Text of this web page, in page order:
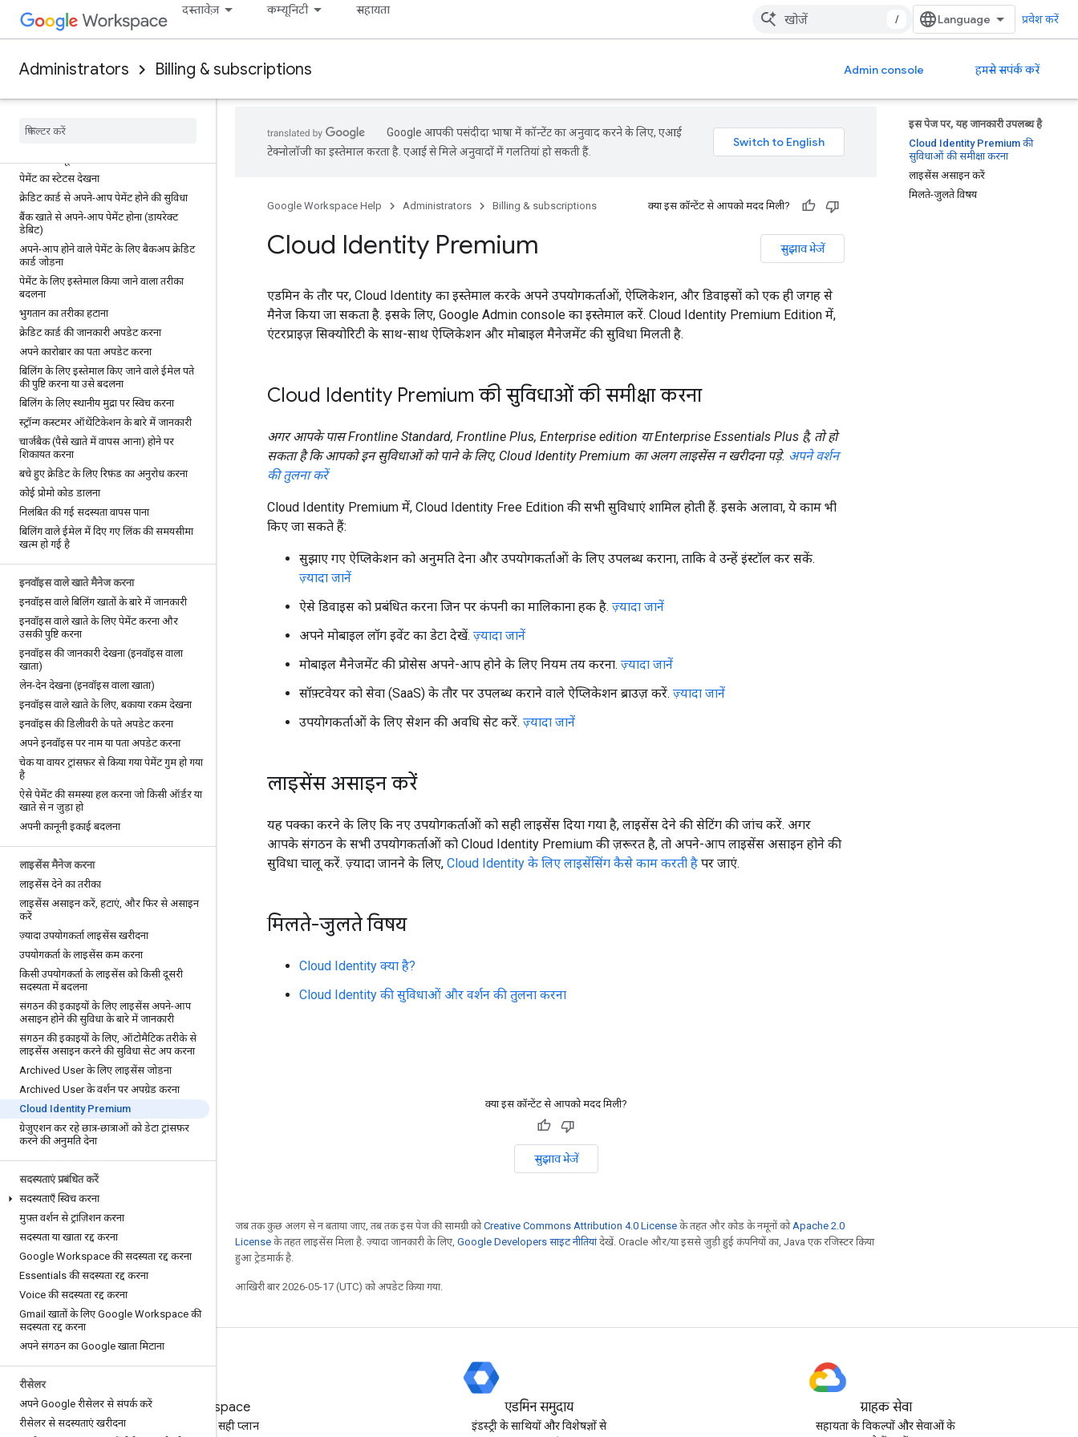
दस्तावेज़ कम्यूनिटी सहायता
/ प्रवेश करें
Administrators Billing & subscriptions Admin console हमसे सपंर्क करें
महीने के इनवॉइस डाउनलोड या प्रिंट करना
लेन-देन की जानकारी डाउनलोड या प्रिंट करना
लेन-देन और इनवॉइस पेजों पर अलग-अलग पेमेंट
पेमेंट का स्टेटस देखना
क्रेडिट कार्ड से अपने-आप पेमेंट होने की सुविधा
बैंक खाते से अपने-आप पेमेंट होना (डायरेक्ट
डेबिट)
अपने-आप होने वाले पेमेंट के लिए बैकअप क्रेडिट
कार्ड जोड़ना
पेमेंट के लिए इस्तेमाल किया जाने वाला तरीका
बदलना
भुगतान का तरीका हटाना
क्रेडिट कार्ड की जानकारी अपडेट करना
अपने कारोबार का पता अपडेट करना
बिलिंग के लिए इस्तेमाल किए जाने वाले ईमेल पते
की पुष्टि करना या उसे बदलना
बिलिंग के लिए स्थानीय मुद्रा पर स्विच करना
स्ट्रॉन्ग कस्टमर ऑथेंटिकेशन के बारे में जानकारी
चार्जबैक (पैसे खाते में वापस आना) होने पर
शिकायत करना
बचे हुए क्रेडिट के लिए रिफ़ंड का अनुरोध करना
कोई प्रोमो कोड डालना
निलंबित की गई सदस्यता वापस पाना
बिलिंग वाले ईमेल में दिए गए लिंक की समयसीमा
खत्म हो गई है
इनवॉइस वाले खाते मैनेज करना
इनवॉइस वाले बिलिंग खातों के बारे में जानकारी
इनवॉइस वाले खाते के लिए पेमेंट करना और
उसकी पुष्टि करना
इनवॉइस की जानकारी देखना (इनवॉइस वाला
खाता)
लेन-देन देखना (इनवॉइस वाला खाता)
इनवॉइस वाले खाते के लिए, बकाया रकम देखना
इनवॉइस की डिलीवरी के पते अपडेट करना
अपने इनवॉइस पर नाम या पता अपडेट करना
चेक या वायर ट्रांसफ़र से किया गया पेमेंट गुम हो गया
है
ऐसे पेमेंट की समस्या हल करना जो किसी ऑर्डर या
खाते से न जुड़ा हो
अपनी कानूनी इकाई बदलना
लाइसेंस मैनेज करना
लाइसेंस देने का तरीका
लाइसेंस असाइन करें, हटाएं, और फिर से असाइन
करें
ज़्यादा उपयोगकर्ता लाइसेंस खरीदना
उपयोगकर्ता के लाइसेंस कम करना
किसी उपयोगकर्ता के लाइसेंस को किसी दूसरी
सदस्यता में बदलना
संगठन की इकाइयों के लिए लाइसेंस अपने-आप
असाइन होने की सुविधा के बारे में जानकारी
संगठन की इकाइयों के लिए, ऑटोमैटिक तरीके से
लाइसेंस असाइन करने की सुविधा सेट अप करना
Archived User के लिए लाइसेंस जोड़ना
Archived User के वर्शन पर अपग्रेड करना
Cloud Identity Premium
ग्रेजुएशन कर रहे छात्र-छात्राओं को डेटा ट्रांसफ़र
करने की अनुमति देना
सदस्यताएं प्रबंधित करें
सदस्यताएँ स्विच करना
मुफ़्त वर्शन से ट्रांज़िशन करना
सदस्यता या खाता रद्द करना
Google Workspace की सदस्यता रद्द करना
Essentials की सदस्यता रद्द करना
Voice की सदस्यता रद्द करना
Gmail खातों के लिए Google Workspace की
सदस्यता रद्द करना
अपने संगठन का Google खाता मिटाना
रीसेलर
अपने Google रीसेलर से संपर्क करें
रीसेलर से सदस्यताएं खरीदना
इस पेज पर, यह जानकारी उपलब्ध है
Cloud Identity Premium की
सुविधाओं की समीक्षा करना
लाइसेंस असाइन करें
मिलते-जुलते विषय
Google आपकी पसंदीदा भाषा में कॉन्टेंट का अनुवाद करने के लिए, एआई
टेक्नोलॉजी का इस्तेमाल करता है. एआई से मिले अनुवादों में गलतियां हो सकती हैं.
Google Workspace Help Administrators Billing & subscriptions क्या इस कॉन्टेंट से आपको मदद मिली?
सुझाव भेजें
Cloud Identity Premium
एडमिन के तौर पर, Cloud Identity का इस्तेमाल करके अपने उपयोगकर्ताओं, ऐप्लिकेशन, और डिवाइसों को एक ही जगह से
मैनेज किया जा सकता है. इसके लिए, Google Admin console का इस्तेमाल करें. Cloud Identity Premium Edition में,
एंटरप्राइज़ सिक्योरिटी के साथ-साथ ऐप्लिकेशन और मोबाइल मैनेजमेंट की सुविधा मिलती है.
Cloud Identity Premium की सुविधाओं की समीक्षा करना
अगर आपके पास Frontline Standard, Frontline Plus, Enterprise edition या Enterprise Essentials Plus है, तो हो
सकता है कि आपको इन सुविधाओं को पाने के लिए, Cloud Identity Premium का अलग लाइसेंस न खरीदना पड़े. अपने वर्शन
की तुलना करें
Cloud Identity Premium में, Cloud Identity Free Edition की सभी सुविधाएं शामिल होती हैं. इसके अलावा, ये काम भी
किए जा सकते हैं:
सुझाए गए ऐप्लिकेशन को अनुमति देना और उपयोगकर्ताओं के लिए उपलब्ध कराना, ताकि वे उन्हें इंस्टॉल कर सकें.
ज़्यादा जानें
ऐसे डिवाइस को प्रबंधित करना जिन पर कंपनी का मालिकाना हक है. ज़्यादा जानें
अपने मोबाइल लॉग इवेंट का डेटा देखें. ज़्यादा जानें
मोबाइल मैनेजमेंट की प्रोसेस अपने-आप होने के लिए नियम तय करना. ज़्यादा जानें
सॉफ़्टवेयर को सेवा (SaaS) के तौर पर उपलब्ध कराने वाले ऐप्लिकेशन ब्राउज़ करें. ज़्यादा जानें
उपयोगकर्ताओं के लिए सेशन की अवधि सेट करें. ज़्यादा जानें
लाइसेंस असाइन करें
यह पक्का करने के लिए कि नए उपयोगकर्ताओं को सही लाइसेंस दिया गया है, लाइसेंस देने की सेटिंग की जांच करें. अगर
आपके संगठन के सभी उपयोगकर्ताओं को Cloud Identity Premium की ज़रूरत है, तो अपने-आप लाइसेंस असाइन होने की
सुविधा चालू करें. ज़्यादा जानने के लिए, Cloud Identity के लिए लाइसेंसिंग कैसे काम करती है पर जाएं.
मिलते-जुलते विषय
Cloud Identity क्या है?
Cloud Identity की सुविधाओं और वर्शन की तुलना करना
क्या इस कॉन्टेंट से आपको मदद मिली?
सुझाव भेजें
जब तक कुछ अलग से न बताया जाए, तब तक इस पेज की सामग्री कोCreative Commons Attribution 4.0 License के तहत और कोड के नमूनों कोApache 2.0
License के तहत लाइसेंस मिला है. ज़्यादा जानकारी के लिए, Google Developers साइट नीतियांदेखें. Oracle और/या इससे जुड़ी हुई कंपनियों का, Java एक रजिस्टर किया
हुआ ट्रेडमार्क है.
आखिरी बार 2026-05-17 (UTC) को अपडेट किया गया.
Google Workspace
अपने कारोबार के लिए सही प्लान
एडमिन समुदाय
इंडस्ट्री के साथियों और विशेषज्ञों से
ग्राहक सेवा
सहायता के विकल्पों और सेवाओं के